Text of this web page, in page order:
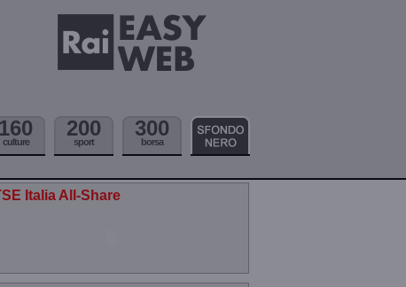
160
culture
200
sport
300
borsa
Italia All-Share